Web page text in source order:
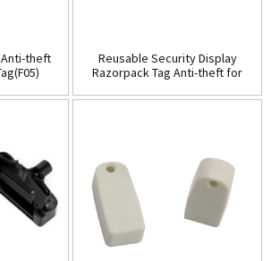
Anti-theft
Reusable Security Display
Razorpack Tag Anti-theft for